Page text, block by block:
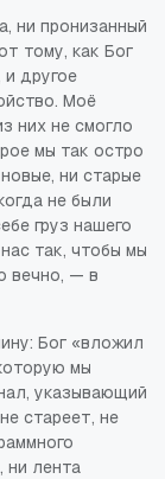
ни пронизанный
тому, как Бог
другое
Моё
них не смогло
мы так остро
ни старые
не были
груз нашего
так, чтобы мы
вечно, — в
Бог «вложил
мы
указывающий
стареет, не
ни лента